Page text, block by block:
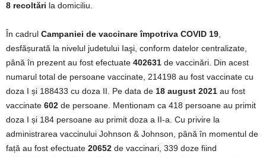
8 recoltări la domiciliu.
În cadrul Campaniei de vaccinare împotriva COVID 19
desfășurată la nivelul judetului Iaşi, conform datelor centralizate,
până în prezent au fost efectuate 402631 de vaccinări. Din acest
numarul total de persoane vaccinate, 214198 au fost vaccinate cu
doza I și 188433 cu doza II. Pe data de 18 august 2021 au fost
vaccinate 602 de persoane. Mentionam ca 418 persoane au primit
doza I și 184 persoane au primit doza a II-a. Cu privire la
administrarea vaccinului Johnson & Johnson, până în momentul de
față au fost efectuate 20652 de vaccinari, 339 doze fiind